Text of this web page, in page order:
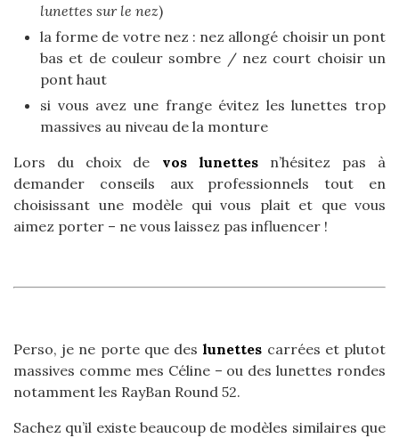
lunettes sur le nez)
la forme de votre nez : nez allongé choisir un pont
bas et de couleur sombre / nez court choisir un
pont haut
si vous avez une frange évitez les lunettes trop
massives au niveau de la monture
Lors du choix de vos lunettesn’hésitez pas à
demander conseils aux professionnels tout en
choisissant une modèle qui vous plait et que vous
aimez porter – ne vous laissez pas influencer !
Perso, je ne porte que deslunettes carrées et plutot
massives comme mes Céline – ou des lunettes rondes
notamment les RayBan Round 52.
Sachez qu’il existe beaucoup de modèles similaires que